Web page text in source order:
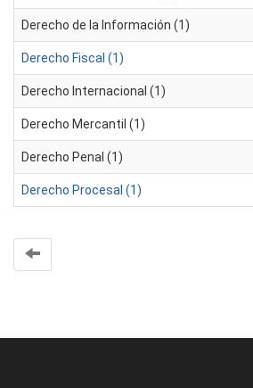
Derecho de la Información (1)
Derecho Fiscal (1)
Derecho Internacional (1)
Derecho Mercantil (1)
Derecho Penal (1)
Derecho Procesal (1)